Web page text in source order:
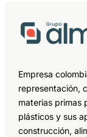
Empresa
representación,
materias primas
plásticos y sus
construcción,